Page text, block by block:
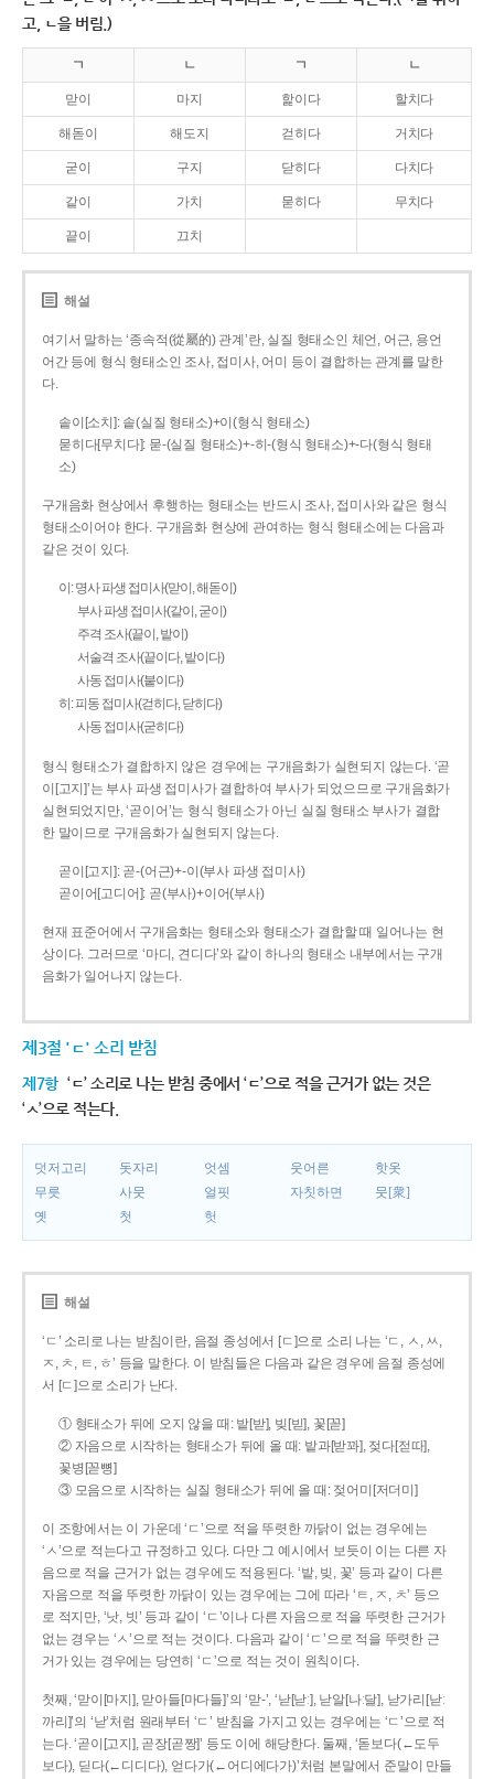
고, ㄴ을 버림.)
ㄱ ㄴ ㄱ ㄴ
맏이 마지 핥이다 할치다
해돋이 해도지 걷히다 거치다
굳이 구지 닫히다 다치다
같이 가치 묻히다 무치다
끝이 끄치
해설
여기서 말하는 ‘종속적(從屬的) 관계’란, 실질 형태소인 체언, 어근, 용언
어간 등에 형식 형태소인 조사, 접미사, 어미 등이 결합하는 관계를 말한
다.
솥이[소치]: 솥(실질 형태소)+이(형식 형태소)
묻히다[무치다]: 묻­-(실질 형태소)+­-히­-(형식 형태소)+-다(형식 형태
소)
구개음화 현상에서 후행하는 형태소는 반드시 조사, 접미사와 같은 형식
형태소이어야 한다. 구개음화 현상에 관여하는 형식 형태소에는 다음과
같은 것이 있다.
이: 명사 파생 접미사(맏이, 해돋이)
부사 파생 접미사(같이, 굳이)
주격 조사(끝이, 밭이)
서술격 조사(끝이다, 밭이다)
사동 접미사(붙이다)
히: 피동 접미사(걷히다, 닫히다)
사동 접미사(굳히다)
형식 형태소가 결합하지 않은 경우에는 구개음화가 실현되지 않는다. ‘곧
이[고지]’는 부사 파생 접미사가 결합하여 부사가 되었으므로 구개음화가
실현되었지만, ‘곧이어’는 형식 형태소가 아닌 실질 형태소 부사가 결합
한 말이므로 구개음화가 실현되지 않는다.
곧이[고지]: 곧-­(어근)+­-이(부사 파생 접미사)
곧이어[고디어]: 곧(부사)+이어(부사)
현재 표준어에서 구개음화는 형태소와 형태소가 결합할 때 일어나는 현
상이다. 그러므로 ‘마디, 견디다’와 같이 하나의 형태소 내부에서는 구개
음화가 일어나지 않는다.
제3절 'ㄷ' 소리 받침
제7항 ‘ㄷ’ 소리로 나는 받침 중에서 ‘ㄷ’으로 적을 근거가 없는 것은
‘ㅅ’으로 적는다.
덧저고리 돗자리 엇셈 웃어른
핫옷
무릇
사뭇 얼핏 자칫하면
뭇[衆]
옛
첫 헛
해설
‘ㄷ’ 소리로 나는 받침이란, 음절 종성에서 [ㄷ]으로 소리 나는 ‘ㄷ, ㅅ, ㅆ,
ㅈ, ㅊ, ㅌ, ㅎ’ 등을 말한다. 이 받침들은 다음과 같은 경우에 음절 종성에
서 [ㄷ]으로 소리가 난다.
① 형태소가 뒤에 오지 않을 때: 밭[받], 빚[빋], 꽃[꼳]
② 자음으로 시작하는 형태소가 뒤에 올 때: 밭과[받꽈], 젖다[젇따],
꽃병[꼳뼝]
③ 모음으로 시작하는 실질 형태소가 뒤에 올 때: 젖어미[저더미]
이 조항에서는 이 가운데 ‘ㄷ’으로 적을 뚜렷한 까닭이 없는 경우에는
‘ㅅ’으로 적는다고 규정하고 있다. 다만 그 예시에서 보듯이 이는 다른 자
음으로 적을 근거가 없는 경우에도 적용된다. ‘밭, 빚, 꽃’ 등과 같이 다른
자음으로 적을 뚜렷한 까닭이 있는 경우에는 그에 따라 ‘ㅌ, ㅈ, ㅊ’ 등으
로 적지만, ‘낫, 빗’ 등과 같이 ‘ㄷ’이나 다른 자음으로 적을 뚜렷한 근거가
없는 경우는 ‘ㅅ’으로 적는 것이다. 다음과 같이 ‘ㄷ’으로 적을 뚜렷한 근
거가 있는 경우에는 당연히 ‘ㄷ’으로 적는 것이 원칙이다.
첫째, ‘맏이[마지], 맏아들[마다들]’의 ‘맏-’, ‘낟[낟ː], 낟알[나ː달], 낟가리[낟ː
까리]’의 ‘낟’처럼 원래부터 ‘ㄷ’ 받침을 가지고 있는 경우에는 ‘ㄷ’으로 적
는다. ‘곧이[고지], 곧장[곧짱]’ 등도 이에 해당한다. 둘째, ‘돋보다(←도두
보다), 딛다(←디디다), 얻다가(←어디에다가)’처럼 본말에서 준말이 만들